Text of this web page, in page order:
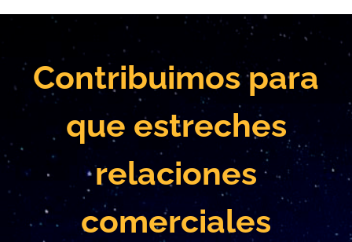
Contribuimos para
que estreches
relaciones
comerciales